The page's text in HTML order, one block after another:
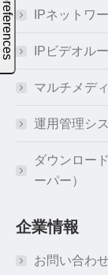
IPネットワ
IPビデオル
マルチメデ
運用管理シ
ダウンロー
ーパー）
企業情報
お問い合わ